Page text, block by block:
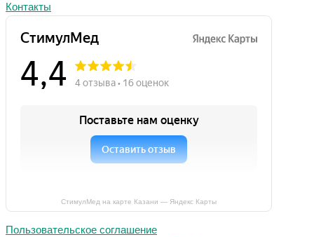
Контакты
СтимулМед на карте Казани — Яндекс Карты
Пользовательское соглашение